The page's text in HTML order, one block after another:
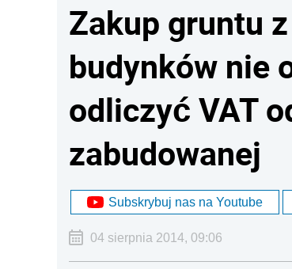
Zakup gruntu
budynków nie
odliczyć VAT
zabudowanej
Subskrybuj nas na Youtube
04 sierpnia 2014, 09:06